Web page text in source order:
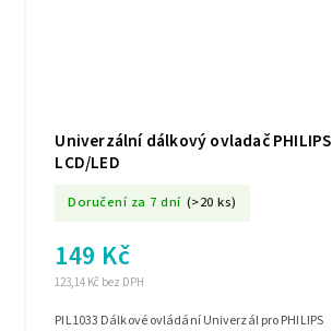
Univerzální dálkový ovladač PHILIPS
LCD/LED
Doručení za 7 dní (>20 ks)
123,14 Kč bez DPH
149 Kč
PIL1033 Dálkové ovládání Univerzál pro PHILIPS